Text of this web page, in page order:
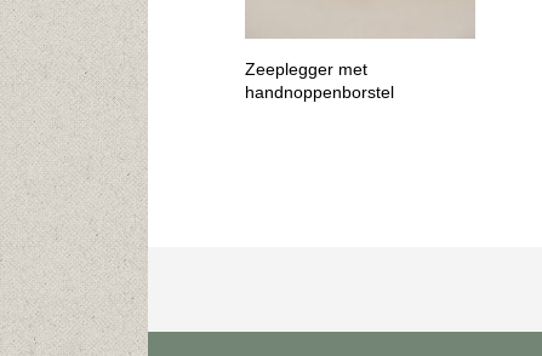
Zeeplegger met
handnoppenborstel